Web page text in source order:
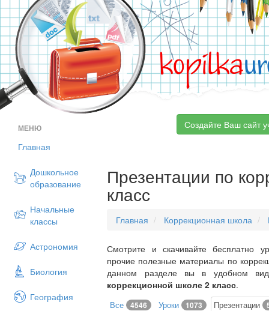
kopilka
МЕНЮ
Главная
Дошкольное
образование
Начальные
классы
Астрономия
Биология
География
Создайте Ваш сайт
Презентации по
класс
Главная Коррекционная школа
Смотрите и скачивайте бесплатно
прочие полезные материалы по
данном разделе вы в удобном
коррекционной школе 2 класс.
Все 4546 Уроки 1073 Презентации